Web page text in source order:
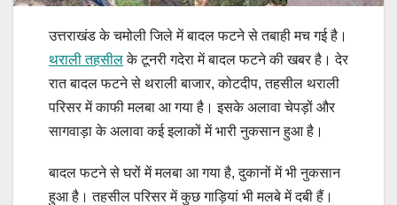
उत्तराखंड के चमोली जिले में बादल फटने से तबाही मच गई है।
थराली तहसीलके टूनरी गदेरा में बादल फटने की खबर है। देर
रात बादल फटने से थराली बाजार, कोटदीप, तहसील थराली
परिसर में काफी मलबा आ गया है। इसके अलावा चेपड़ों और
सागवाड़ा के अलावा कई इलाकों में भारी नुकसान हुआ है।
बादल फटने से घरों में मलबा आ गया है, दुकानों में भी नुकसान
हुआ है। तहसील परिसर में कुछ गाड़ियां भी मलबे में दबी हैं।